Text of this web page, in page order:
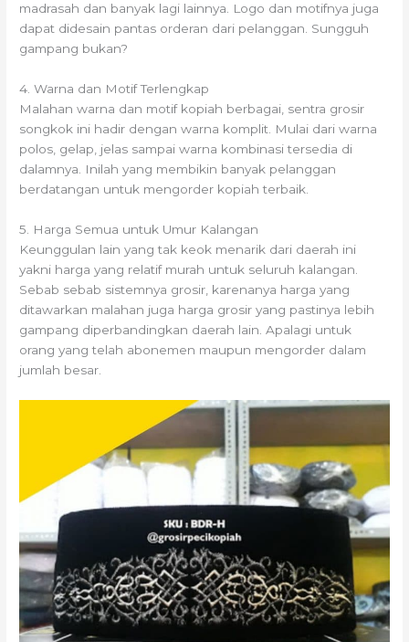
madrasah dan banyak lagi lainnya. Logo dan motifnya juga
dapat didesain pantas orderan dari pelanggan. Sungguh
gampang bukan?
4. Warna dan Motif Terlengkap
Malahan warna dan motif kopiah berbagai, sentra grosir
songkok ini hadir dengan warna komplit. Mulai dari warna
polos, gelap, jelas sampai warna kombinasi tersedia di
dalamnya. Inilah yang membikin banyak pelanggan
berdatangan untuk mengorder kopiah terbaik.
5. Harga Semua untuk Umur Kalangan
Keunggulan lain yang tak keok menarik dari daerah ini
yakni harga yang relatif murah untuk seluruh kalangan.
Sebab sebab sistemnya grosir, karenanya harga yang
ditawarkan malahan juga harga grosir yang pastinya lebih
gampang diperbandingkan daerah lain. Apalagi untuk
orang yang telah abonemen maupun mengorder dalam
jumlah besar.